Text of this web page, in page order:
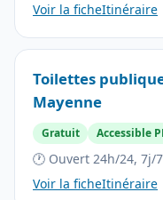
Voir la ficheItinéraire
Toilettes
Mayenne
Gratuit Accessible
🕐 Ouvert 24h/24, 7j/7
Voir la ficheItinéraire